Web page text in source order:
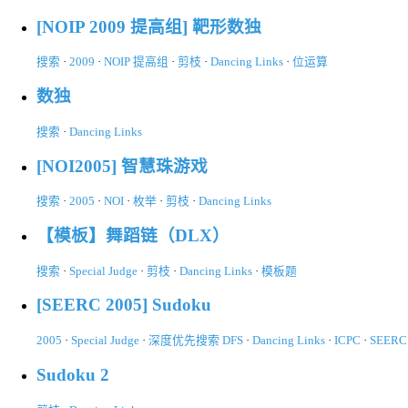
[NOIP 2009 提高组] 靶形数独
搜索 · 2009 · NOIP 提高组 · 剪枝 · Dancing Links · 位运算
数独
搜索 · Dancing Links
[NOI2005] 智慧珠游戏
搜索 · 2005 · NOI · 枚举 · 剪枝 · Dancing Links
【模板】舞蹈链（DLX）
搜索 · Special Judge · 剪枝 · Dancing Links · 模板题
[SEERC 2005] Sudoku
2005 · Special Judge · 深度优先搜索 DFS · Dancing Links · ICPC · SEERC
Sudoku 2